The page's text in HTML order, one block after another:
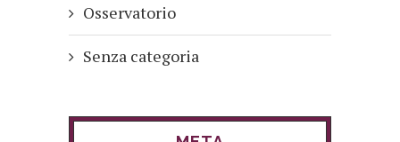
Osservatorio
Senza categoria